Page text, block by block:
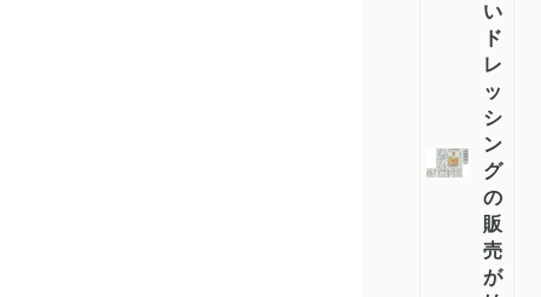
い
ド
レ
ッ
シ
ン
グ
の
販
売
が